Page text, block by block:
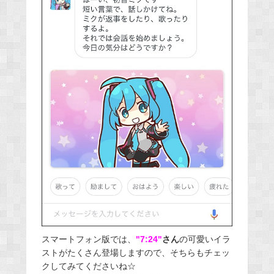
スマートフォン版では、 "7:24"さんの可愛いイラ
ストがたくさん登場しますので、そちらもチェッ
クしてみてくださいね☆